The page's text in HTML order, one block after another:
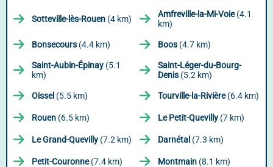
Sotteville-lès-Rouen (4 km) Amfreville-la-Mi-Voie(4.1
km)
Bonsecours (4.4 km) Boos (4.7 km)
Saint-Aubin-Épinay (5.1
km)
Saint-Léger-du-Bourg-
Denis (5.2 km)
Oissel (5.5 km) Tourville-la-Rivière(6.4 km)
Rouen (6.5 km) Le Petit-Quevilly (7 km)
Le Grand-Quevilly (7.2 km) Darnétal (7.3 km)
Petit-Couronne(7.4 km) Montmain (8.1 km)